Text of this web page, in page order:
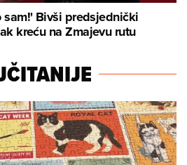
sam!' Bivši predsjednički
kreću na Zmajevu rutu